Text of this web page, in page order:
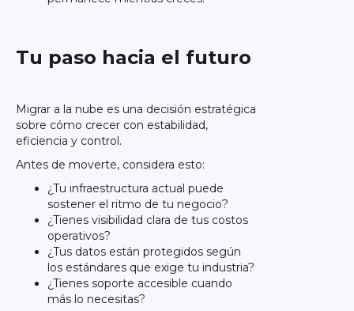
Tu paso hacia el futuro
Migrar a la nube es una decisión estratégica
sobre cómo crecer con estabilidad,
eficiencia y control.
Antes de moverte, considera esto:
¿Tu infraestructura actual puede
sostener el ritmo de tu negocio?
¿Tienes visibilidad clara de tus costos
operativos?
¿Tus datos están protegidos según
los estándares que exige tu industria?
¿Tienes soporte accesible cuando
más lo necesitas?